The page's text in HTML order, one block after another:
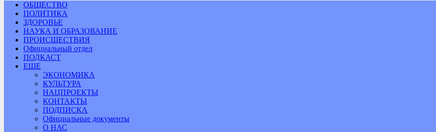
ОБЩЕСТВО
ПОЛИТИКА
ЗДОРОВЬЕ
НАУКА И ОБРАЗОВАНИЕ
ПРОИСШЕСТВИЯ
Официальный отдел
ПОДКАСТ
ЕЩЕ
ЭКОНОМИКА
КУЛЬТУРА
НАЦПРОЕКТЫ
КОНТАКТЫ
ПОДПИСКА
Официальные документы
О НАС